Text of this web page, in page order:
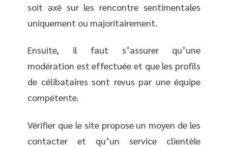
soit axé sur les rencontre sentimentales
uniquement ou majoritairement.
Ensuite, il faut s’assurer qu’une
modération est effectuée et que les profils
de célibataires sont revus par une équipe
compétente.
Vérifier que le site propose un moyen de les
contacter et qu’un service clientèle